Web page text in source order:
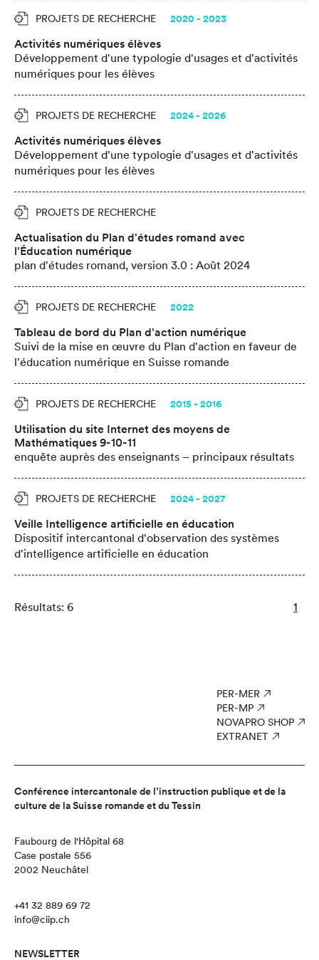
PROJETS DE RECHERCHE 2020 - 2023
Activités numériques élèves
Développement d'une typologie d'usages et d'activités
numériques pour les élèves
PROJETS DE RECHERCHE 2024 - 2026
Activités numériques élèves
Développement d'une typologie d'usages et d'activités
numériques pour les élèves
PROJETS DE RECHERCHE
Actualisation du Plan d'études romand avec
l'Éducation numérique
plan d'études romand, version 3.0 : Août 2024
PROJETS DE RECHERCHE 2022
Tableau de bord du Plan d'action numérique
Suivi de la mise en œuvre du Plan d'action en faveur de
l'éducation numérique en Suisse romande
PROJETS DE RECHERCHE 2015 - 2016
Utilisation du site Internet des moyens de
Mathématiques 9-10-11
enquête auprès des enseignants – principaux résultats
PROJETS DE RECHERCHE 2024 - 2027
Veille Intelligence artificielle en éducation
Dispositif intercantonal d'observation des systèmes
d'intelligence artificielle en éducation
Résultats: 6 1
PER-MER
PER-MP
NOVAPRO SHOP
EXTRANET
Conférence intercantonale de l’instruction publique et de la
culture de la Suisse romande et du Tessin
Faubourg de l'Hôpital 68
Case postale 556
2002 Neuchâtel
+41 32 889 69 72
info@ciip.ch
NEWSLETTER